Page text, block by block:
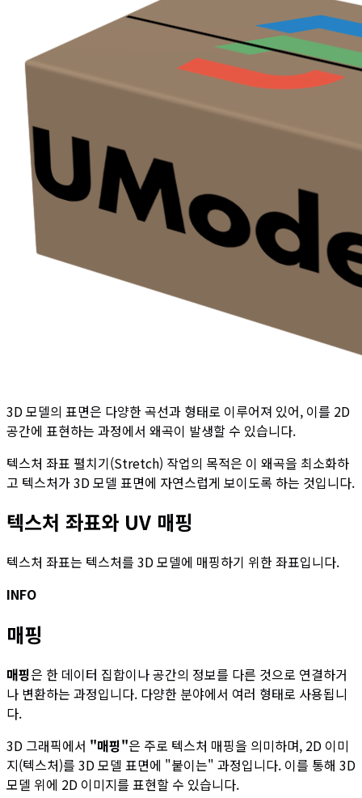
3D 모델의 표면은 다양한 곡선과 형태로 이루어져 있어, 이를 2D
공간에 표현하는 과정에서 왜곡이 발생할 수 있습니다.
텍스처 좌표 펼치기(Stretch) 작업의 목적은 이 왜곡을 최소화하
고 텍스처가 3D 모델 표면에 자연스럽게 보이도록 하는 것입니다.
텍스처 좌표와 UV 매핑
텍스처 좌표는 텍스처를 3D 모델에 매핑하기 위한 좌표입니다.
INFO
매핑
매핑은 한 데이터 집합이나 공간의 정보를 다른 것으로 연결하거
나 변환하는 과정입니다. 다양한 분야에서 여러 형태로 사용됩니
다.
3D 그래픽에서 "매핑"은 주로 텍스처 매핑을 의미하며, 2D 이미
지(텍스처)를 3D 모델 표면에 "붙이는" 과정입니다. 이를 통해 3D
모델 위에 2D 이미지를 표현할 수 있습니다.